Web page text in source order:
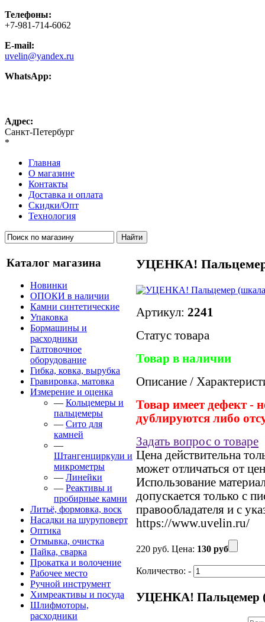
Телефоны:
+7-981-714-6062
E-mail:
uvelin@yandex.ru
WhatsApp:
Адрес:
Санкт-Петербург
*
Главная
О магазине
Контакты
Доставка и оплата
Скидки/Опт
Технология
Каталог магазина
Новинки
ОПОКИ в наличии
Камни синтетические
Упаковка
Бормашины и
расходники
Галтовочное
оборудование
Гибка, ковка, вырубка
Гравировка, матовка
Измерение и оценка
— Кольцемеры и
пальцемеры
— Сито для
камней
—
Штангенциркули и
микрометры
— Линейки
— Реактивы и
пробирные камни
Литьё, формовка, воск
Насадки на шуруповерт
Оптика
Отмывка, очистка
Пайка, сварка
Прокатка и волочение
Рабочее место
Ручной инструмент
Химреактивы и посуда
Шлифмоторы,
расходники
УЦЕНКА! Пальцемер
Артикул: 2241
Статус товара
Товар в наличии
Описание /
Товар имеет дефект -
дублируются либо
Задать вопрос о товаре
Цена действительна
может отличаться от
Использование
допускается только с
правообладателя и с
https://www.uvelin.ru/
220 руб. Цена: 130 руб
Количество: -
УЦЕНКА! Пальцемер